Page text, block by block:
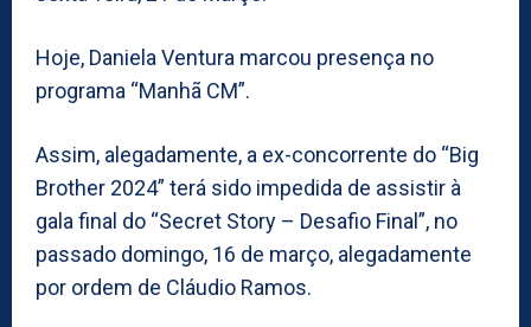
Hoje, Daniela Ventura marcou presença no
programa “Manhã CM”.
Assim, alegadamente, a ex-concorrente do “Big
Brother 2024” terá sido impedida de assistir à
gala final do “Secret Story – Desafio Final”, no
passado domingo, 16 de março, alegadamente
por ordem de Cláudio Ramos.